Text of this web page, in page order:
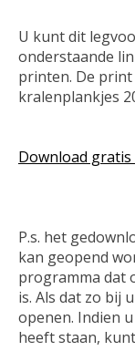
U kunt dit
onderstaande
printen. De print
kralenplankjes
Download
P.s. het
kan geopend
programma dat
is. Als dat zo bij
openen. Indien
heeft staan,